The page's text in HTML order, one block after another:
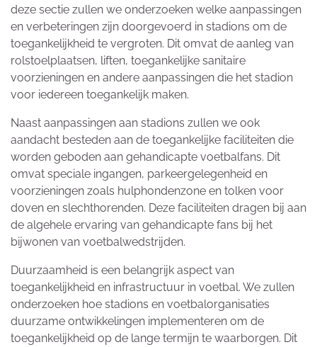
deze sectie zullen we onderzoeken welke aanpassingen
en verbeteringen zijn doorgevoerd in stadions om de
toegankelijkheid te vergroten. Dit omvat de aanleg van
rolstoelplaatsen, liften, toegankelijke sanitaire
voorzieningen en andere aanpassingen die het stadion
voor iedereen toegankelijk maken.
Naast aanpassingen aan stadions zullen we ook
aandacht besteden aan de toegankelijke faciliteiten die
worden geboden aan gehandicapte voetbalfans. Dit
omvat speciale ingangen, parkeergelegenheid en
voorzieningen zoals hulphondenzone en tolken voor
doven en slechthorenden. Deze faciliteiten dragen bij aan
de algehele ervaring van gehandicapte fans bij het
bijwonen van voetbalwedstrijden.
Duurzaamheid is een belangrijk aspect van
toegankelijkheid en infrastructuur in voetbal. We zullen
onderzoeken hoe stadions en voetbalorganisaties
duurzame ontwikkelingen implementeren om de
toegankelijkheid op de lange termijn te waarborgen. Dit